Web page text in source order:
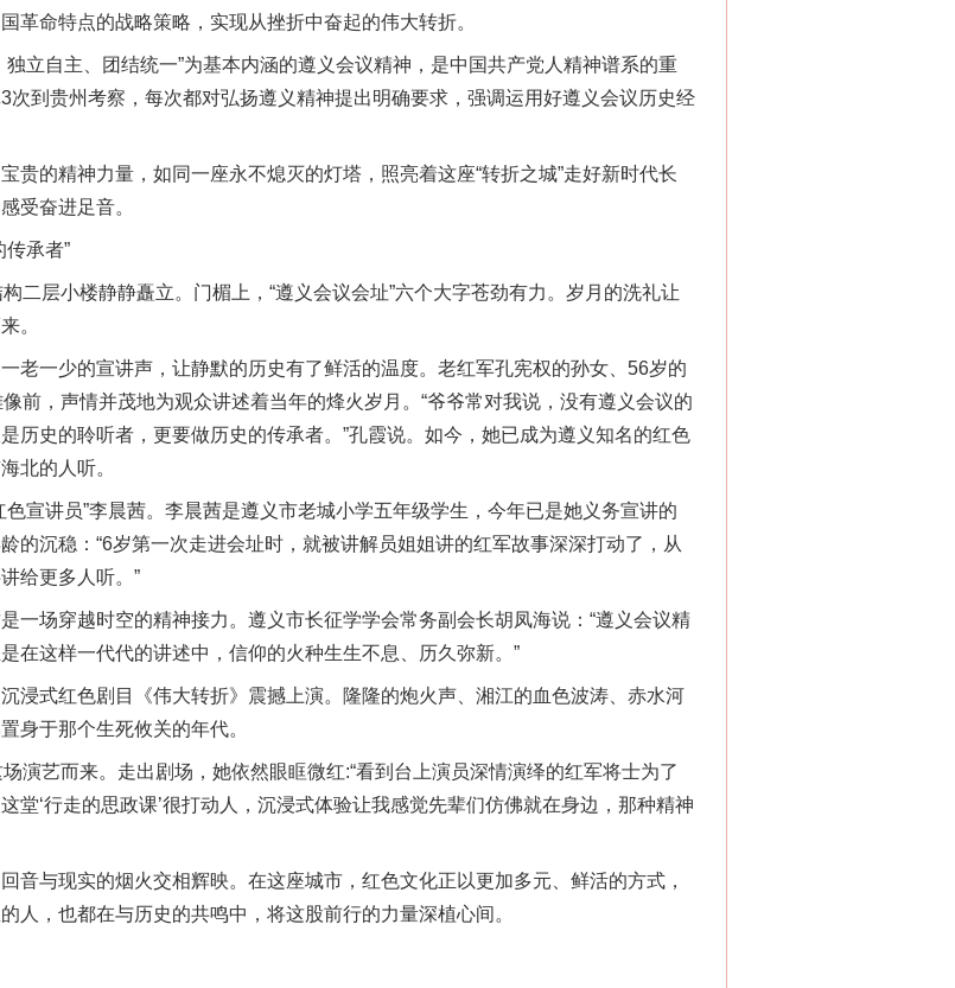
革命特点的战略策略，实现从挫折中奋起的伟大转折。
自主、团结统一”为基本内涵的遵义会议精神，是中国共产党人精神谱系的重
到贵州考察，每次都对弘扬遵义精神提出明确要求，强调运用好遵义会议历史经
的精神力量，如同一座永不熄灭的灯塔，照亮着这座“转折之城”走好新时代长
受奋进足音。
承者”
层小楼静静矗立。门楣上，“遵义会议会址”六个大字苍劲有力。岁月的洗礼让
。
一少的宣讲声，让静默的历史有了鲜活的温度。老红军孔宪权的孙女、56岁的
前，声情并茂地为观众讲述着当年的烽火岁月。“爷爷常对我说，没有遵义会议的
历史的聆听者，更要做历史的传承者。”孔霞说。如今，她已成为遵义知名的红色
北的人听。
讲员”李晨茜。李晨茜是遵义市老城小学五年级学生，今年已是她义务宣讲的
的沉稳：“6岁第一次走进会址时，就被讲解员姐姐讲的红军故事深深打动了，从
给更多人听。”
场穿越时空的精神接力。遵义市长征学学会常务副会长胡凤海说：“遵义会议精
在这样一代代的讲述中，信仰的火种生生不息、历久弥新。”
式红色剧目《伟大转折》震撼上演。隆隆的炮火声、湘江的血色波涛、赤水河
于那个生死攸关的年代。
艺而来。走出剧场，她依然眼眶微红:“看到台上演员深情演绎的红军将士为了
堂‘行走的思政课’很打动人，沉浸式体验让我感觉先辈们仿佛就在身边，那种精神
与现实的烟火交相辉映。在这座城市，红色文化正以更加多元、鲜活的方式，
人，也都在与历史的共鸣中，将这股前行的力量深植心间。